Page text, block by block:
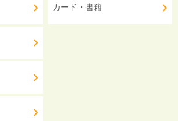
カード・書籍